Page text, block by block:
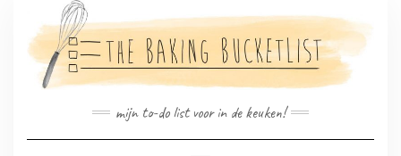
inhoud
mijn to-do list voor in de keuken!